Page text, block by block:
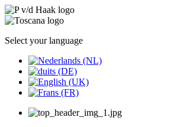
Select your language